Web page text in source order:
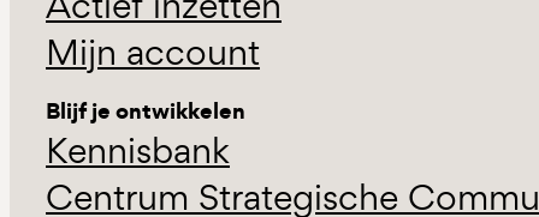
Mijn account
Blijf je ontwikkelen
Kennisbank
Centrum Strategische